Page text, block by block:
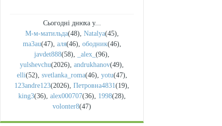
Сьогодні днюха у...
М-м-матильда(48), Natalya(45),
ma3au(47), аля(46), ободник(46),
javdet888(58), _alex_ (96),
yulshevchu(2026), andrukhanov(49),
elli(52), svetlanka_roma(46), yotu(47),
123andre123(2026), Петровна4831(19),
king3(36), alex000707(36), 1998(28),
volonter8(47)